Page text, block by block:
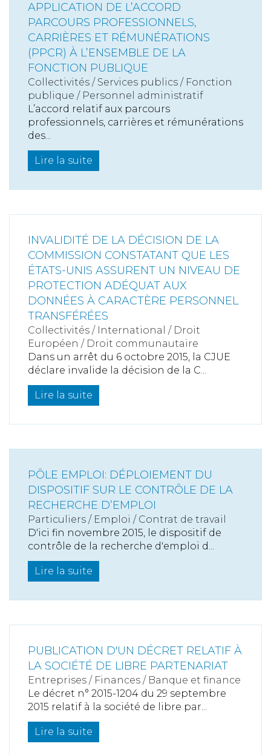
APPLICATION DE L’ACCORD
PARCOURS PROFESSIONNELS,
CARRIÈRES ET RÉMUNÉRATIONS
(PPCR) À L’ENSEMBLE DE LA
FONCTION PUBLIQUE
Collectivités / Services publics / Fonction
publique / Personnel administratif
L’accord relatif aux parcours
professionnels, carrières et rémunérations
des...
Lire la suite
INVALIDITÉ DE LA DÉCISION DE LA
COMMISSION CONSTATANT QUE LES
ÉTATS-UNIS ASSURENT UN NIVEAU DE
PROTECTION ADÉQUAT AUX
DONNÉES À CARACTÈRE PERSONNEL
TRANSFÉRÉES
Collectivités / International / Droit
Européen / Droit communautaire
Dans un arrêt du 6 octobre 2015, la CJUE
déclare invalide la décision de la C...
Lire la suite
PÔLE EMPLOI: DÉPLOIEMENT DU
DISPOSITIF SUR LE CONTRÔLE DE LA
RECHERCHE D’EMPLOI
Particuliers / Emploi / Contrat de travail
D'ici fin novembre 2015, le dispositif de
contrôle de la recherche d'emploi d...
Lire la suite
PUBLICATION D'UN DÉCRET RELATIF À
LA SOCIÉTÉ DE LIBRE PARTENARIAT
Entreprises / Finances / Banque et finance
Le décret n° 2015-1204 du 29 septembre
2015 relatif à la société de libre par...
Lire la suite